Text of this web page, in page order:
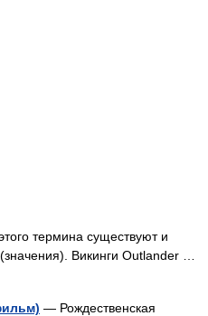
термина существуют и
Викинги Outlander …
— Рождественская